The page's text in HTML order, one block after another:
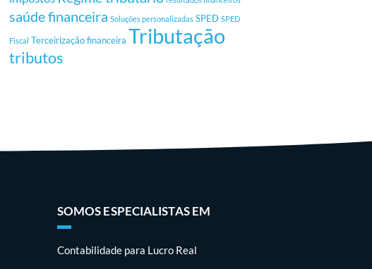
saúde financeira Soluções personalizadas SPED SPED
Fiscal Terceirização financeira Tributação
tributos
SOMOS ESPECIALISTAS EM
Contabilidade para Lucro Real